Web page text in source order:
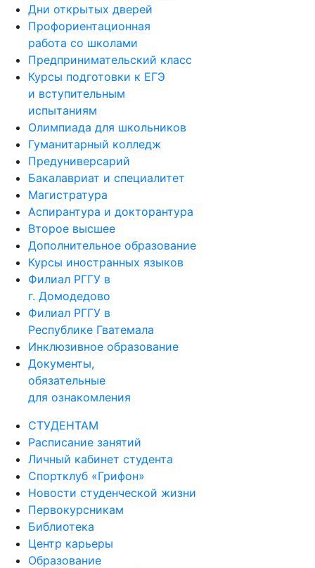
Дни открытых дверей
Профориентационная
работа со школами
Предпринимательский класс
Курсы подготовки к ЕГЭ
и вступительным
испытаниям
Олимпиада для школьников
Гуманитарный колледж
Предуниверсарий
Бакалавриат и специалитет
Магистратура
Аспирантура и докторантура
Второе высшее
Дополнительное образование
Курсы иностранных языков
Филиал РГГУ в
г. Домодедово
Филиал РГГУ в
Республике Гватемала
Инклюзивное образование
Документы,
обязательные
для ознакомления
СТУДЕНТАМ
Расписание занятий
Личный кабинет студента
Спортклуб «Грифон»
Новости студенческой жизни
Первокурсникам
Библиотека
Центр карьеры
Образование